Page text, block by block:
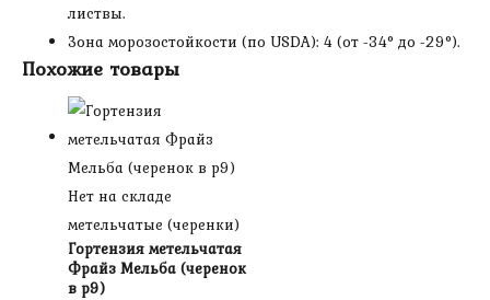
листвы.
Зона морозостойкости (по USDA): 4 (от -34° до -29°).
Похожие товары
Нет на складе
метельчатые (черенки)
Гортензия метельчатая
Фрайз Мельба (черенок
в р9)